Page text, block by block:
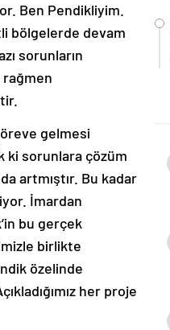
Ben Pendikliyim.
bölgelerde devam
sorunların
rağmen
gelmesi
ki sorunlara çözüm
artmıştır. Bu kadar
İmardan
bu gerçek
birlikte
özelinde
her proje